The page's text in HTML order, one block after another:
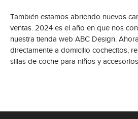
También estamos abriendo nuevos
ventas. 2024 es el año en que nos
nuestra tienda web ABC Design.
directamente a domicilio cochecitos,
sillas de coche para niños y